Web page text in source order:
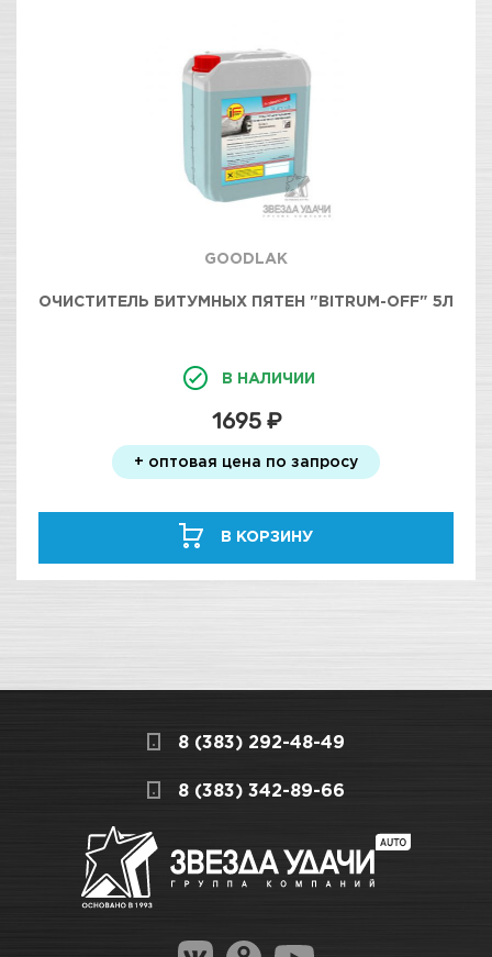
GOODLAK
ОЧИСТИТЕЛЬ БИТУМНЫХ ПЯТЕН "BITRUM-OFF" 5Л
В НАЛИЧИИ
1695 ₽
+ оптовая цена по запросу
В КОРЗИНУ
8 (383) 292-48-49
8 (383) 342-89-66